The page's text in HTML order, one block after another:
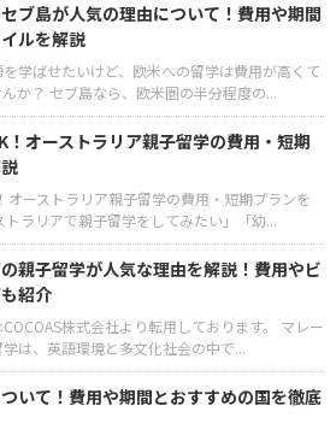
ブ島が人気の理由について！費用や期間
ルを解説
学ばせたいけど、欧米への留学は費用が高くて
か？ セブ島なら、欧米圏の半分程度の...
！オーストラリア親子留学の費用・短期
オーストラリア親子留学の費用・短期プランを
トラリアで親子留学をしてみたい」「幼...
親子留学が人気な理由を解説！費用やビ
紹介
株式会社より転用しております。 マレー
は、英語環境と多文化社会の中で...
いて！費用や期間とおすすめの国を徹底